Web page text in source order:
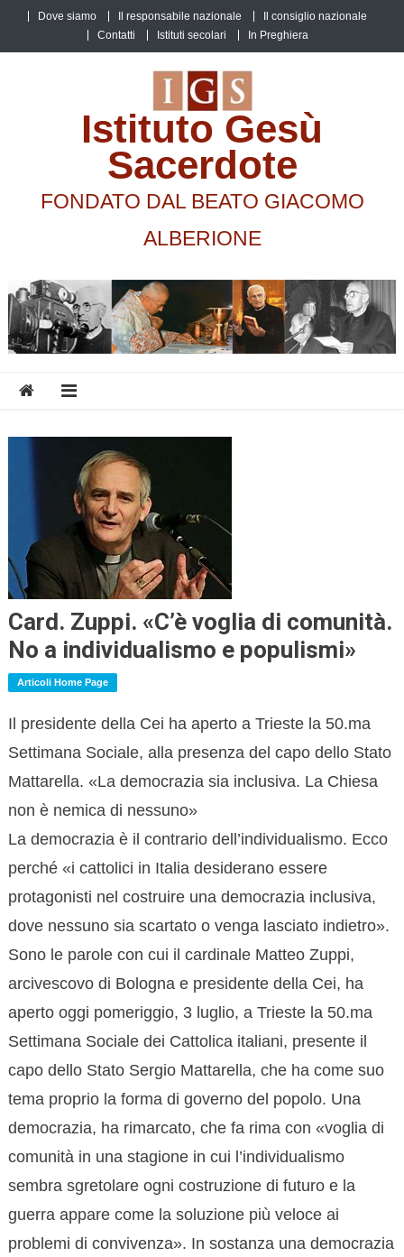
content
Dove siamo Il responsabile nazionale
Il consiglio nazionale
Contatti
Istituti secolari In Preghiera
Istituto Gesù
Sacerdote
FONDATO DAL BEATO GIACOMO
ALBERIONE
Card. Zuppi. «C’è voglia di comunità.
No a individualismo e populismi»
Articoli Home Page
Il presidente della Cei ha aperto a Trieste la 50.ma
Settimana Sociale, alla presenza del capo dello Stato
Mattarella. «La democrazia sia inclusiva. La Chiesa
non è nemica di nessuno»
La democrazia è il contrario dell’individualismo. Ecco
perché «i cattolici in Italia desiderano essere
protagonisti nel costruire una democrazia inclusiva,
dove nessuno sia scartato o venga lasciato indietro».
Sono le parole con cui il cardinale Matteo Zuppi,
arcivescovo di Bologna e presidente della Cei, ha
aperto oggi pomeriggio, 3 luglio, a Trieste la 50.ma
Settimana Sociale dei Cattolica italiani, presente il
capo dello Stato Sergio Mattarella, che ha come suo
tema proprio la forma di governo del popolo. Una
democrazia, ha rimarcato, che fa rima con «voglia di
comunità in una stagione in cui l’individualismo
sembra sgretolare ogni costruzione di futuro e la
guerra appare come la soluzione più veloce ai
problemi di convivenza». In sostanza una democrazia